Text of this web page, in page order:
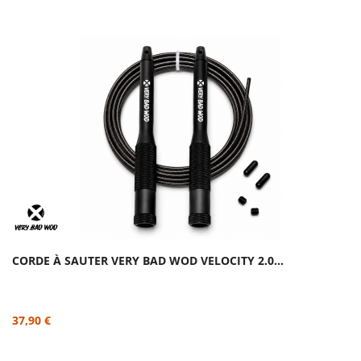
CORDE À SAUTER VERY BAD WOD VELOCITY 2.0...
37,90 €